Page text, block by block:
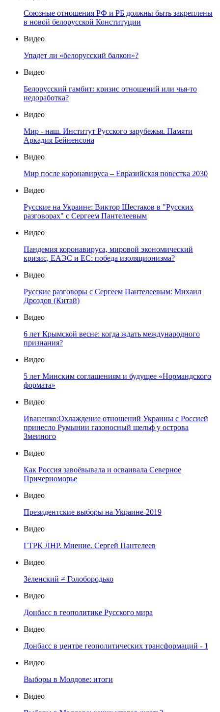
Союзные отношения РФ и РБ должны быть закреплены
в новой белорусской Конституции
Видео
Упадет ли «белорусский балкон»?
Видео
Белорусский гамбит: кризис отношений или чья-то
недоработка?
Видео
Мир - наш. Институт Русского зарубежья. Памяти
Аркадия Бейненсона
Видео
Мир после коронавируса – Евразийская повестка 2030
Видео
Русские на Украине: Виктор Шестаков в "Русских
разговорах" с Сергеем Пантелеевым
Видео
Пандемия коронавируса, мировой экономический
кризис, ЕАЭС и ЕС: победа изоляционизма?
Видео
Русские разговоры с Сергеем Пантелеевым: Михаил
Дроздов (Китай)
Видео
6 лет Крымской весне: когда ждать международного
признания?
Видео
5 лет Минским соглашениям и будущее «Нормандского
формата»
Видео
Иваненко:Охлаждение отношений Украины с Россией
принесло Румынии газоносный шельф у острова
Змеиного
Видео
Как Россия завоёвывала и осваивала Северное
Причерноморье
Видео
Президентские выборы на Украине-2019
Видео
ГТРК ЛНР. Мнение. Сергей Пантелеев
Видео
Зеленский ≠ Голобородько
Видео
Донбасс в геополитике Русского мира
Видео
Донбасс в центре геополитических трансформаций - 1
Видео
Выборы в Молдове: итоги
Видео